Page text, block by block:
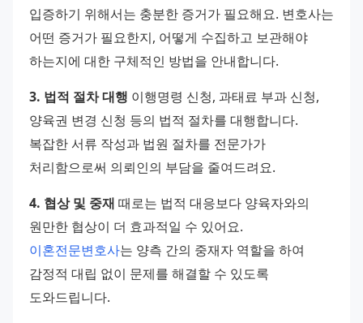
입증하기 위해서는 충분한 증거가 필요해요. 변호사는
어떤 증거가 필요한지, 어떻게 수집하고 보관해야
하는지에 대한 구체적인 방법을 안내합니다.
3. 법적 절차 대행 이행명령 신청, 과태료 부과 신청,
양육권 변경 신청 등의 법적 절차를 대행합니다.
복잡한 서류 작성과 법원 절차를 전문가가
처리함으로써 의뢰인의 부담을 줄여드려요.
4. 협상 및 중재 때로는 법적 대응보다 양육자와의
이혼전문변호사는 양측 간의 중재자 역할을 하여
감정적 대립 없이 문제를 해결할 수 있도록
도와드립니다.